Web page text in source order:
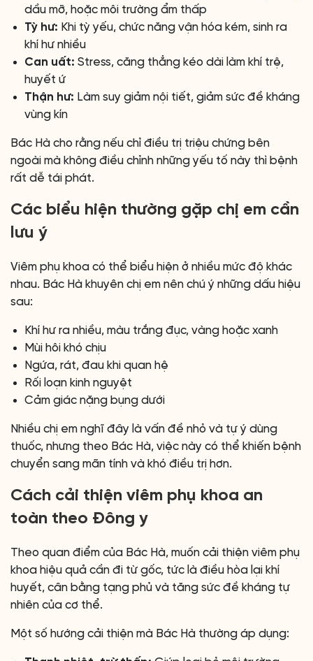
dầu mỡ, hoặc môi trường ẩm thấp
Tỳ hư: Khi tỳ yếu, chức năng vận hóa kém, sinh ra
khí hư nhiều
Can uất: Stress, căng thẳng kéo dài làm khí trệ,
huyết ứ
Thận hư: Làm suy giảm nội tiết, giảm sức đề kháng
vùng kín
Bác Hà cho rằng nếu chỉ điều trị triệu chứng bên
ngoài mà không điều chỉnh những yếu tố này thì bệnh
rất dễ tái phát.
Các biểu hiện thường gặp chị em cần
lưu ý
Viêm phụ khoa có thể biểu hiện ở nhiều mức độ khác
nhau. Bác Hà khuyên chị em nên chú ý những dấu hiệu
sau:
Khí hư ra nhiều, màu trắng đục, vàng hoặc xanh
Mùi hôi khó chịu
Ngứa, rát, đau khi quan hệ
Rối loạn kinh nguyệt
Cảm giác nặng bụng dưới
Nhiều chị em nghĩ đây là vấn đề nhỏ và tự ý dùng
thuốc, nhưng theo Bác Hà, việc này có thể khiến bệnh
chuyển sang mãn tính và khó điều trị hơn.
Cách cải thiện viêm phụ khoa an
toàn theo Đông y
Theo quan điểm của Bác Hà, muốn cải thiện viêm phụ
khoa hiệu quả cần đi từ gốc, tức là điều hòa lại khí
huyết, cân bằng tạng phủ và tăng sức đề kháng tự
nhiên của cơ thể.
Một số hướng cải thiện mà Bác Hà thường áp dụng: